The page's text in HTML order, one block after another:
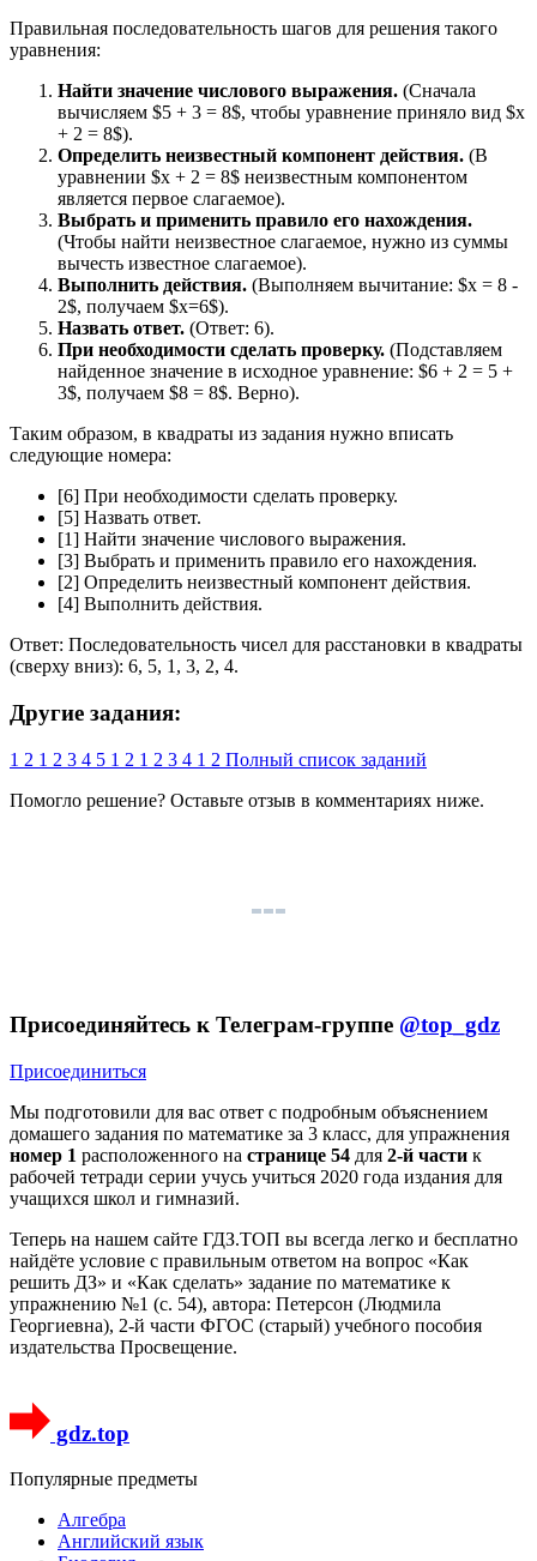
Правильная последовательность шагов для решения такого
уравнения:
Найти значение числового выражения. (Сначала
вычисляем $5 + 3 = 8$, чтобы уравнение приняло вид $x
+ 2 = 8$).
Определить неизвестный компонент действия. (В
уравнении $x + 2 = 8$ неизвестным компонентом
является первое слагаемое).
Выбрать и применить правило его нахождения.
(Чтобы найти неизвестное слагаемое, нужно из суммы
вычесть известное слагаемое).
Выполнить действия. (Выполняем вычитание: $x = 8 -
2$, получаем $x=6$).
Назвать ответ. (Ответ: 6).
При необходимости сделать проверку. (Подставляем
найденное значение в исходное уравнение: $6 + 2 = 5 +
3$, получаем $8 = 8$. Верно).
Таким образом, в квадраты из задания нужно вписать
следующие номера:
[6] При необходимости сделать проверку.
[5] Назвать ответ.
[1] Найти значение числового выражения.
[3] Выбрать и применить правило его нахождения.
[2] Определить неизвестный компонент действия.
[4] Выполнить действия.
Ответ: Последовательность чисел для расстановки в квадраты
(сверху вниз): 6, 5, 1, 3, 2, 4.
Другие задания:
1 2 1 2 3 4 5 1 2 1 2 3 4 1 2 Полный список заданий
Помогло решение? Оставьте отзыв в комментариях ниже.
Присоединяйтесь к Телеграм-группе @top_gdz
Присоединиться
Мы подготовили для вас ответ c подробным объяснением
домашего задания по математике за 3 класс, для упражнения
номер 1 расположенного на странице 54 для 2-й части к
рабочей тетради серии учусь учиться 2020 года издания для
учащихся школ и гимназий.
Теперь на нашем сайте ГДЗ.ТОП вы всегда легко и бесплатно
найдёте условие с правильным ответом на вопрос «Как
решить ДЗ» и «Как сделать» задание по математике к
упражнению №1 (с. 54), автора: Петерсон (Людмила
Георгиевна), 2-й части ФГОС (старый) учебного пособия
издательства Просвещение.
gdz.top
Популярные предметы
Алгебра
Английский язык